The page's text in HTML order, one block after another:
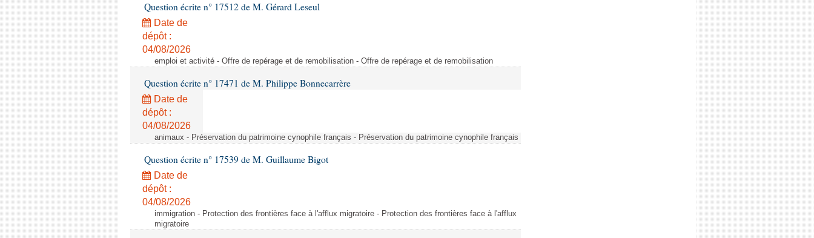
Question écrite n° 17512 de M. Gérard Leseul
Date de
dépôt :
04/08/2026
emploi et activité - Offre de repérage et de remobilisation - Offre de repérage et de remobilisation
Question écrite n° 17471 de M. Philippe Bonnecarrère
Date de
dépôt :
04/08/2026
animaux - Préservation du patrimoine cynophile français - Préservation du patrimoine cynophile français
Question écrite n° 17539 de M. Guillaume Bigot
Date de
dépôt :
04/08/2026
immigration - Protection des frontières face à l'afflux migratoire - Protection des frontières face à l'afflux
migratoire